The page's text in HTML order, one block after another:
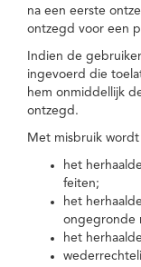
na een eerste
ontzegd voor een
Indien de
ingevoerd die
hem onmiddellijk
ontzegd.
Met misbruik
het
feiten;
het
ongegronde
het